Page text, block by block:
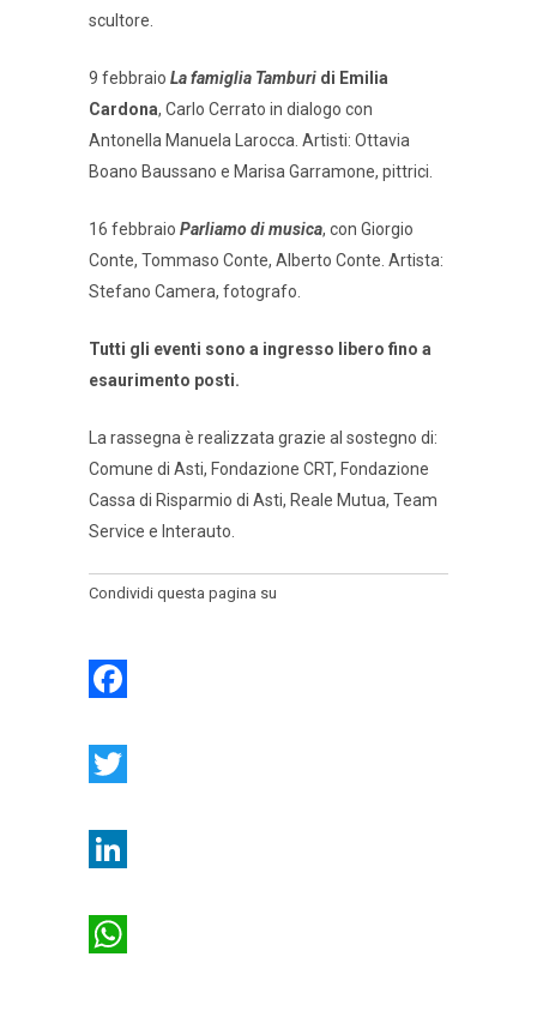
scultore.
9 febbraio La famiglia Tamburi di Emilia
Cardona, Carlo Cerrato in dialogo con
Antonella Manuela Larocca. Artisti: Ottavia
Boano Baussano e Marisa Garramone, pittrici.
16 febbraio Parliamo di musica, con Giorgio
Conte, Tommaso Conte, Alberto Conte. Artista:
Stefano Camera, fotografo.
Tutti gli eventi sono a ingresso libero fino a
esaurimento posti.
La rassegna è realizzata grazie al sostegno di:
Comune di Asti, Fondazione CRT, Fondazione
Cassa di Risparmio di Asti, Reale Mutua, Team
Service e Interauto.
Condividi questa pagina su